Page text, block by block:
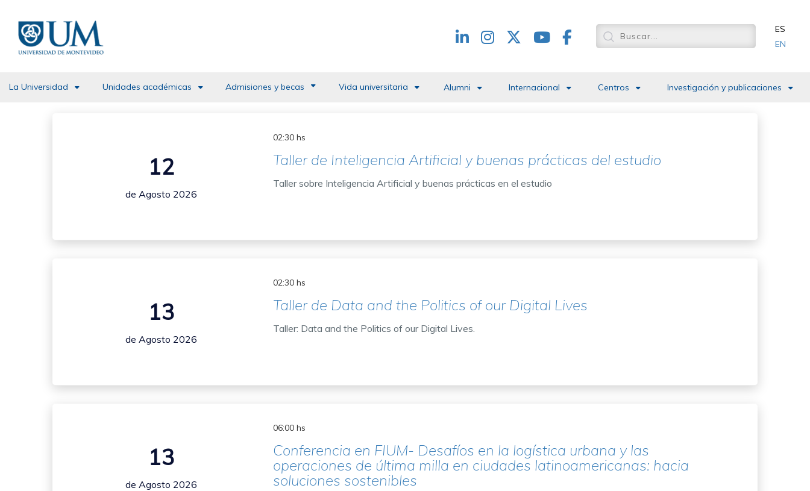
contenido
principal
Redes
ES
EN
La Universidad Unidades académicas Admisiones y becas Vida universitaria Alumni Internacional Centros Investigación y publicaciones
12
de Agosto 2026
02:30 hs
Taller de Inteligencia Artificial y buenas prácticas del estudio
Taller sobre Inteligencia Artificial y buenas prácticas en el estudio
13
de Agosto 2026
02:30 hs
Taller de Data and the Politics of our Digital Lives
Taller: Data and the Politics of our Digital Lives.
13
de Agosto 2026
06:00 hs
Conferencia en FIUM- Desafíos en la logística urbana y las
operaciones de última milla en ciudades latinoamericanas: hacia
soluciones sostenibles